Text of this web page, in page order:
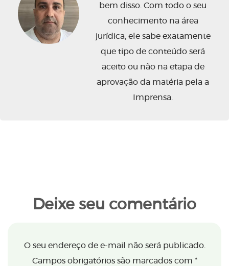
bem disso. Com todo o seu
conhecimento na área
jurídica, ele sabe exatamente
que tipo de conteúdo será
aceito ou não na etapa de
aprovação da matéria pela a
Imprensa.
Deixe seu comentário
O seu endereço de e-mail não será publicado.
Campos obrigatórios são marcados com *